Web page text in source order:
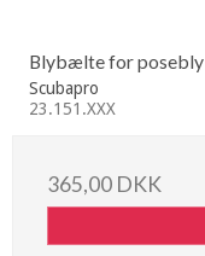
Blybælte for posebly
Scubapro
23.151.XXX
365,00 DKK